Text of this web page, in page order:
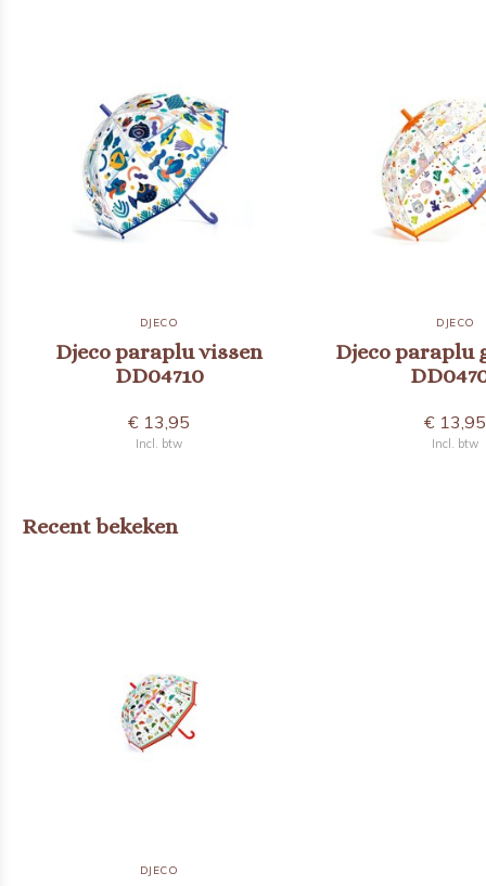
DJECO
Djeco paraplu vissen
DD04710
€ 13,95
Incl. btw
DJECO
Djeco paraplu
€ 13,95
Incl. btw
Recent bekeken
DJECO